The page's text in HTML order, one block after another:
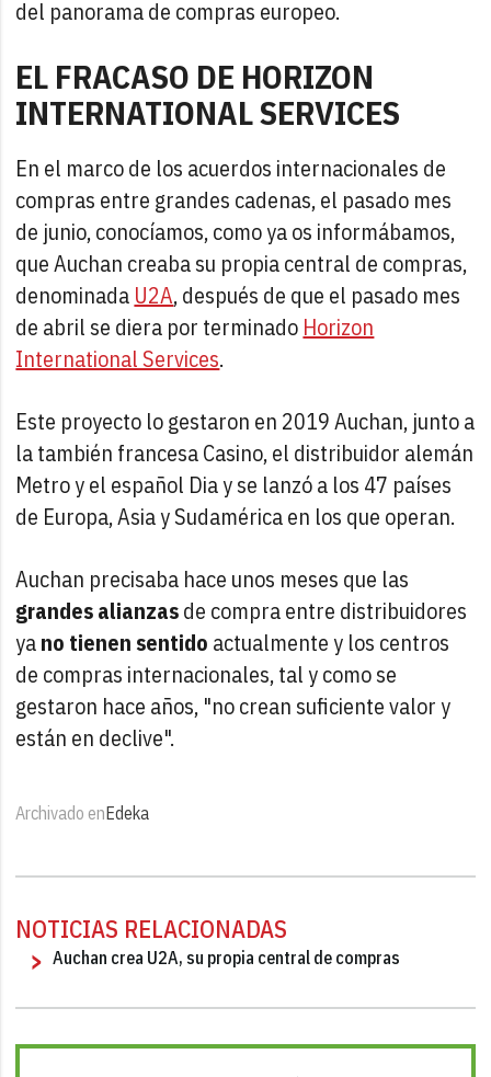
del panorama de compras europeo.
EL FRACASO DE HORIZON
INTERNATIONAL SERVICES
En el marco de los acuerdos internacionales de
compras entre grandes cadenas, el pasado mes
de junio, conocíamos, como ya os informábamos,
que Auchan creaba su propia central de compras,
denominada U2A, después de que el pasado mes
de abril se diera por terminado Horizon
International Services.
Este proyecto lo gestaron en 2019 Auchan, junto a
la también francesa Casino, el distribuidor alemán
Metro y el español Dia y se lanzó a los 47 países
de Europa, Asia y Sudamérica en los que operan.
Auchan precisaba hace unos meses que las
grandes alianzasde compra entre distribuidores
yano tienen sentido actualmente y los centros
de compras internacionales, tal y como se
gestaron hace años, "no crean suficiente valor y
están en declive".
Archivado enEdeka
NOTICIAS RELACIONADAS
Auchan crea U2A, su propia central de compras